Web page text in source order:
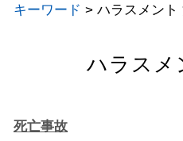
キーワード > ハラスメント
ハラスメ
死亡事故